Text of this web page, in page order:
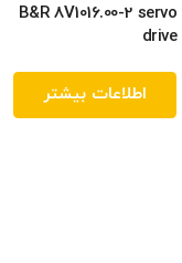
B&R 8V1016.00-2 servo
drive
اطلاعات بیشتر